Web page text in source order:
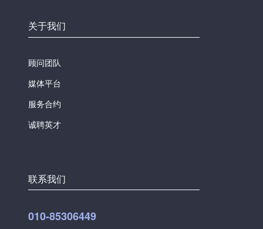
关于我们
顾问团队
媒体平台
服务合约
诚聘英才
联系我们
010-85306449